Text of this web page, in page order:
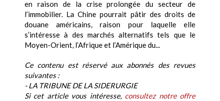
en raison de la crise prolongée du secteur de
l’immobilier. La Chine pourrait pâtir des droits de
douane américains, raison pour laquelle elle
s’intéresse à des marchés alternatifs tels que le
Moyen-Orient, l’Afrique et l’Amérique du...
Ce contenu est réservé aux abonnés des revues
suivantes :
- LA TRIBUNE DE LA SIDERURGIE
Si cet article vous intéresse, consultez notre offre